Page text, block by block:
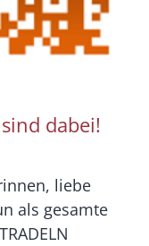
dabei!
liebe
als gesamte